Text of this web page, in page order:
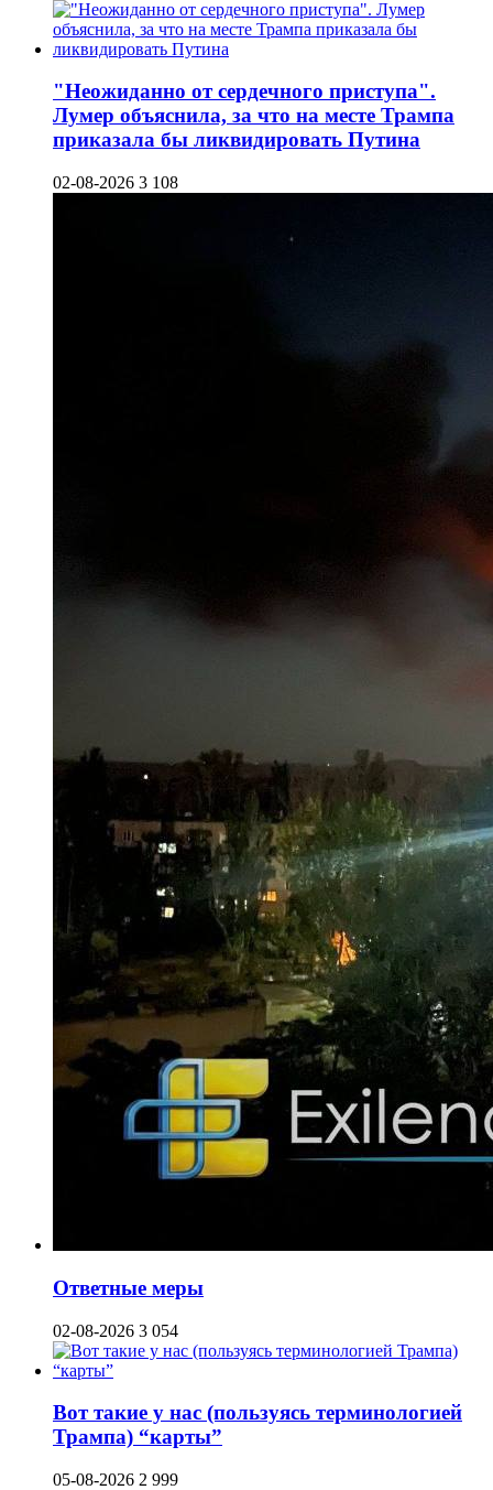
"Неожиданно от сердечного приступа".
Лумер объяснила, за что на месте Трампа
приказала бы ликвидировать Путина
02-08-2026 3 108
Ответные меры
02-08-2026 3 054
Вот такие у нас (пользуясь терминологией
Трампа) “карты”
05-08-2026 2 999